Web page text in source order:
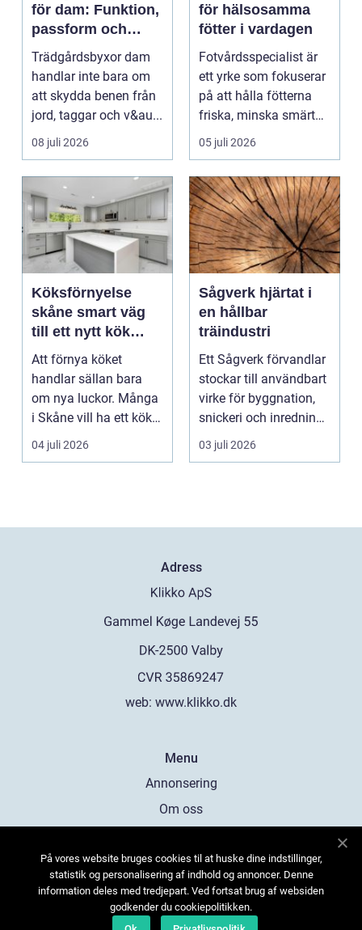
för dam: Funktion,
passform och
hållbar stil i
rabatten
Trädgårdsbyxor dam
handlar inte bara om
att skydda benen från
jord, taggar och v&au...
08 juli 2026
för hälsosamma
fötter i vardagen
Fotvårdsspecialist är
ett yrke som fokuserar
på att hålla fötterna
friska, minska smärta
och förebyg...
05 juli 2026
Köksförnyelse
skåne smart väg
till ett nytt kök
utan helrenovering
Att förnya köket
handlar sällan bara
om nya luckor. Många
i Skåne vill ha ett kök
som fungerar bättr...
04 juli 2026
Sågverk hjärtat i
en hållbar
träindustri
Ett Sågverk förvandlar
stockar till användbart
virke för byggnation,
snickeri och inredning.
Här möt...
03 juli 2026
Adress
web: www.klikko.dk
Menu
Annonsering
Om oss
Kontakta oss
Sitemap
På vores website bruges cookies til at huske dine indstillinger,
statistik og personalisering af indhold og annoncer. Denne
information deles med tredjepart. Ved fortsat brug af websiden
godkender du cookiepolitikken.